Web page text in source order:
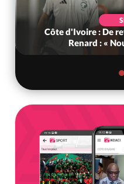
Côte d'Ivoire : De
Renard : «